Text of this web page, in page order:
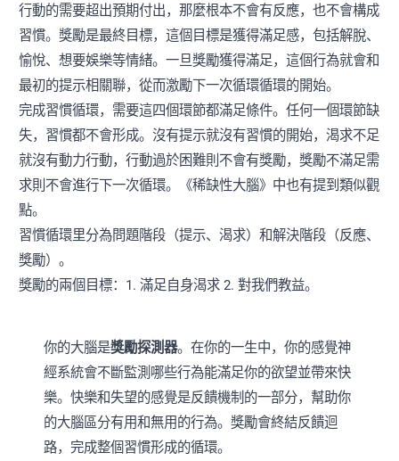
行動的需要超出預期付出，那麼根本不會有反應，也不會構成
習慣。獎勵是最終目標，這個目標是獲得滿足感，包括解脫、
愉悅、想要娛樂等情緒。一旦獎勵獲得滿足，這個行為就會和
最初的提示相關聯，從而激勵下一次循環循環的開始。
完成習慣循環，需要這四個環節都滿足條件。任何一個環節缺
失，習慣都不會形成。沒有提示就沒有習慣的開始，渴求不足
就沒有動力行動，行動過於困難則不會有獎勵，獎勵不滿足需
求則不會進行下一次循環。《稀缺性大腦》中也有提到類似觀
點。
習慣循環里分為問題階段（提示、渴求）和解決階段（反應、
獎勵）。
獎勵的兩個目標：1. 滿足自身渴求 2. 對我們教益。
你的大腦是獎勵探測器。在你的一生中，你的感覺神
經系統會不斷監測哪些行為能滿足你的欲望並帶來快
樂。快樂和失望的感覺是反饋機制的一部分，幫助你
的大腦區分有用和無用的行為。獎勵會終結反饋迴
路，完成整個習慣形成的循環。